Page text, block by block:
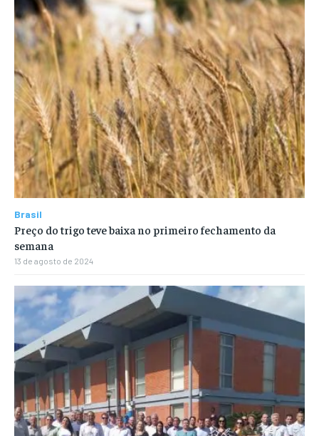
Brasil
Preço do trigo teve baixa no primeiro fechamento da
semana
13 de agosto de 2024